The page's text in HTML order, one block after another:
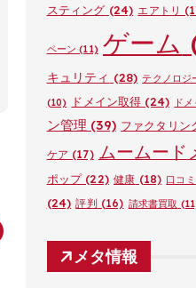
スティング (24) エアトリ
ペーン (11) ゲーム
キュリティ (28) テクノロジ
(10)
ドメイン取得 (24) ド
ン管理 (39) ファクタリン
ケア (17) ムームード
ポップ(22) 健康 (18) 口コミ
(24) 評判 (16) 請求書買取
メタ情報